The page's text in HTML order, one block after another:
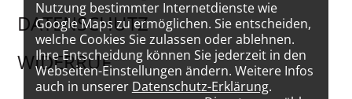
DATENSCHUTZ
WIDERRUF
Nutzung bestimmter Internetdienste wie
Google Maps zu ermöglichen. Sie entscheiden,
welche Cookies Sie zulassen oder ablehnen.
Ihre Entscheidung können Sie jederzeit in den
Webseiten-Einstellungen ändern. Weitere Infos
auch in unserer Datenschutz-Erklärung.